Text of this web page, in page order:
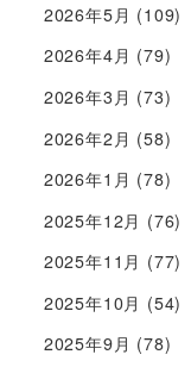
2026年5月 (109)
2026年4月 (79)
2026年3月 (73)
2026年2月 (58)
2026年1月 (78)
2025年12月 (76)
2025年11月 (77)
2025年10月 (54)
2025年9月 (78)